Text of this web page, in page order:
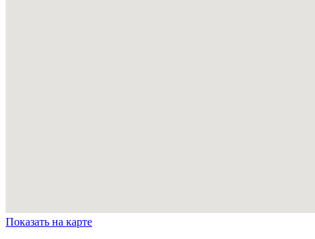
Показать на карте